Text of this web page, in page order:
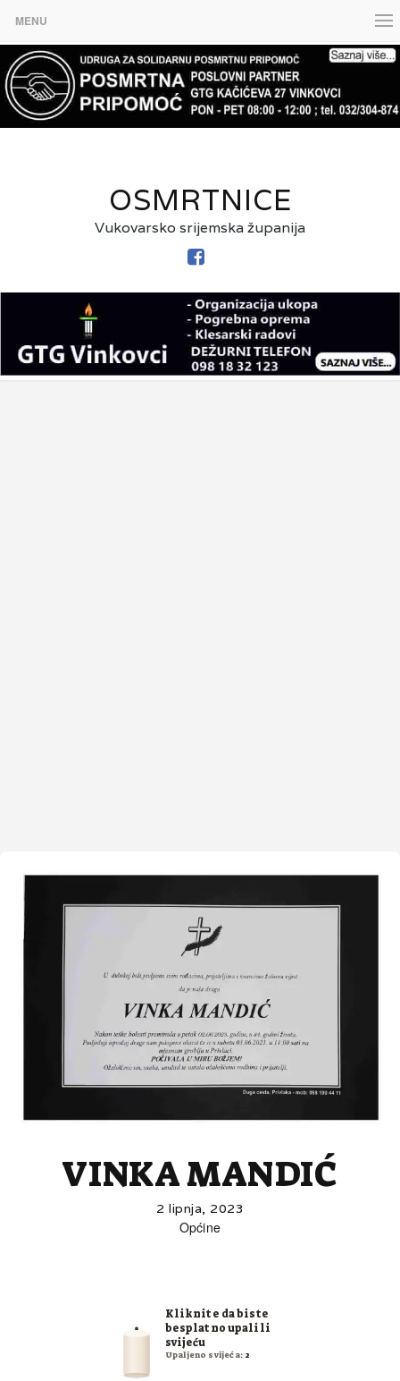
MENU
OSMRTNICE
Vukovarsko srijemska županija
VINKA MANDIĆ
2 lipnja, 2023
Općine
Kliknite da biste
besplatno upalili
svijeću
Upaljeno svijeća: 2